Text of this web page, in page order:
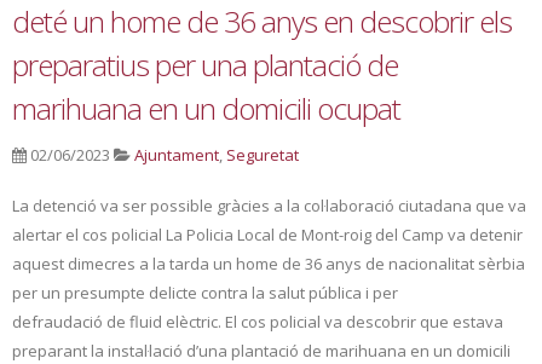
deté un home de 36 anys en descobrir els
preparatius per una plantació de
marihuana en un domicili ocupat
02/06/2023 Ajuntament, Seguretat
La detenció va ser possible gràcies a la col·laboració ciutadana que va
alertar el cos policial La Policia Local de Mont-roig del Camp va detenir
aquest dimecres a la tarda un home de 36 anys de nacionalitat sèrbia
per un presumpte delicte contra la salut pública i per
defraudació de fluid elèctric. El cos policial va descobrir que estava
preparant la instal·lació d’una plantació de marihuana en un domicili